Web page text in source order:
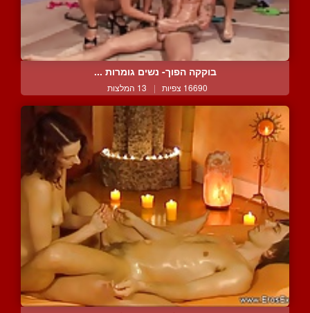
בוקקה הפוך- נשים גומרות ...
16690 צפיות | 13 המלצות